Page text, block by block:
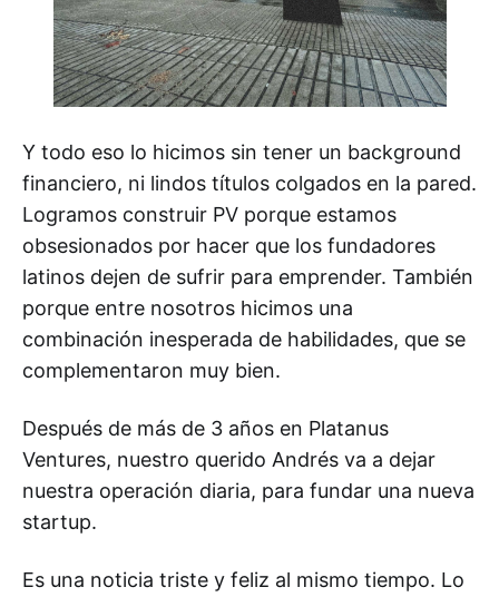
Y todo eso lo hicimos sin tener un background
financiero, ni lindos títulos colgados en la pared.
Logramos construir PV porque estamos
obsesionados por hacer que los fundadores
latinos dejen de sufrir para emprender. También
porque entre nosotros hicimos una
combinación inesperada de habilidades, que se
complementaron muy bien.
Después de más de 3 años en Platanus
Ventures, nuestro querido Andrés va a dejar
nuestra operación diaria, para fundar una nueva
startup.
Es una noticia triste y feliz al mismo tiempo. Lo